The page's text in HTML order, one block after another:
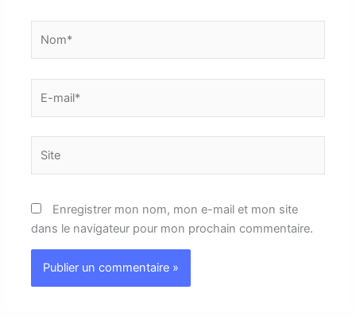
mail*
Enregistrer mon nom, mon e-mail et mon site
dans le navigateur pour mon prochain commentaire.